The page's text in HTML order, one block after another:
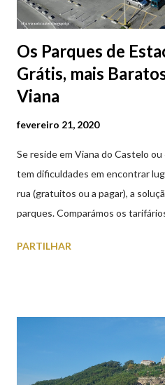
Os Parques de
Grátis, mais
Viana
fevereiro 21, 2020
Se reside em Viana do Castelo
tem dificuldades em encontrar
rua (gratuitos ou a pagar), a
parques. Comparámos os
subterrâneos) perto do centro
subterrâneos. O Parque da
2ª a 5ª feira a partir das 20:00
PARTILHAR